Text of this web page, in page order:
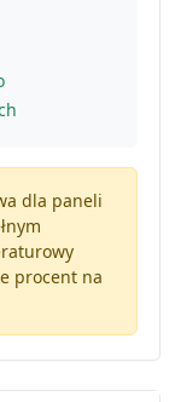
dla paneli
procent na